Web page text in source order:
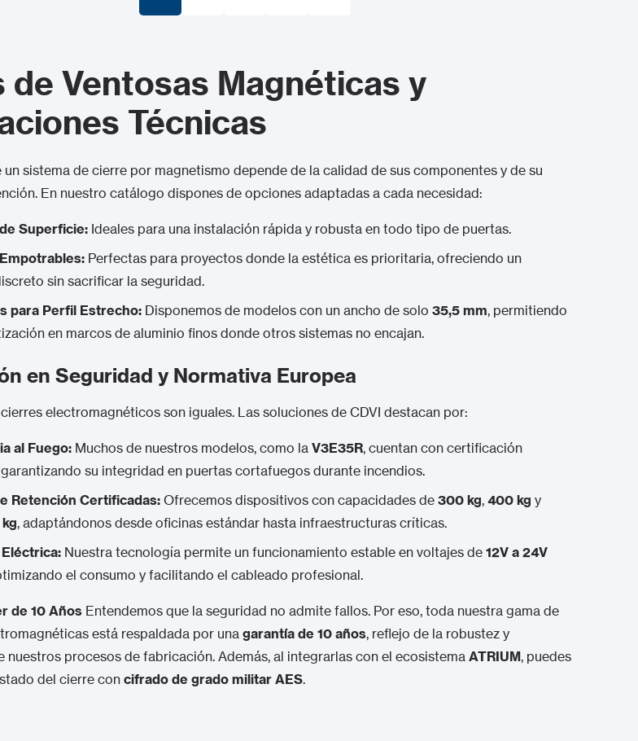
de Ventosas Magnéticas y
Técnicas
un sistema decierre por magnetismo depende de la calidad de sus componentes y de su
En nuestro catálogo dispones de opciones adaptadas a cada necesidad:
Superficie: Ideales para una instalación rápida y robusta en todo tipo de puertas.
Perfectas para proyectos donde la estética es prioritaria, ofreciendo un
sin sacrificar la seguridad.
para Perfil Estrecho: Disponemos de modelos con un ancho de solo35,5 mm, permitiendo
en marcos de aluminio finos donde otros sistemas no encajan.
en Seguridad y Normativa Europea
electromagnéticos son iguales. Las soluciones de CDVI destacan por:
al Fuego: Muchos de nuestros modelos, como laV3E35R, cuentan con certificación
garantizando su integridad en puertas cortafuegos durante incendios.
Retención Certificadas: Ofrecemos dispositivos con capacidades de300 kg,400 kg y
, adaptándonos desde oficinas estándar hasta infraestructuras críticas.
Nuestra tecnología permite un funcionamiento estable en voltajes de12V a 24V
el consumo y facilitando el cableado profesional.
de 10 Años Entendemos que la seguridad no admite fallos. Por eso, toda nuestra gama de
está respaldada por unagarantía de 10 años, reflejo de la robustez y
nuestros procesos de fabricación. Además, al integrarlas con el ecosistemaATRIUM, puedes
del cierre concifrado de grado militar AES.